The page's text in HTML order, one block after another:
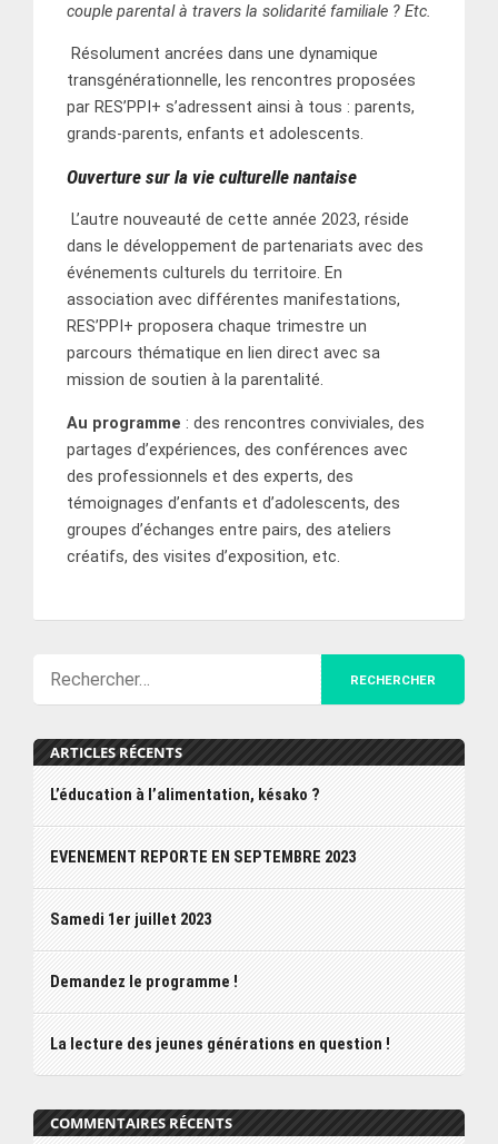
couple parental à travers la solidarité familiale ? Etc.
Résolument ancrées dans une dynamique
transgénérationnelle, les rencontres proposées
par RES’PPI+ s’adressent ainsi à tous : parents,
grands-parents, enfants et adolescents.
Ouverture sur la vie culturelle nantaise
L’autre nouveauté de cette année 2023, réside
dans le développement de partenariats avec des
événements culturels du territoire. En
association avec différentes manifestations,
RES’PPI+ proposera chaque trimestre un
parcours thématique en lien direct avec sa
mission de soutien à la parentalité.
Au programme : des rencontres conviviales, des
partages d’expériences, des conférences avec
des professionnels et des experts, des
témoignages d’enfants et d’adolescents, des
groupes d’échanges entre pairs, des ateliers
créatifs, des visites d’exposition, etc.
ARTICLES RÉCENTS
L’éducation à l’alimentation, késako ?
EVENEMENT REPORTE EN SEPTEMBRE 2023
Samedi 1er juillet 2023
Demandez le programme !
La lecture des jeunes générations en question !
COMMENTAIRES RÉCENTS